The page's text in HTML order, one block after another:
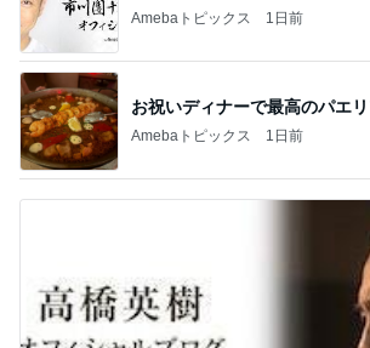
Amebaトピックス 1日前
お祝いディナーで最高のパエ
Amebaトピックス 1日前